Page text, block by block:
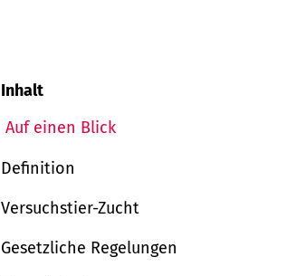
Inhalt
Auf einen Blick
Definition
Versuchstier-Zucht
Gesetzliche Regelungen